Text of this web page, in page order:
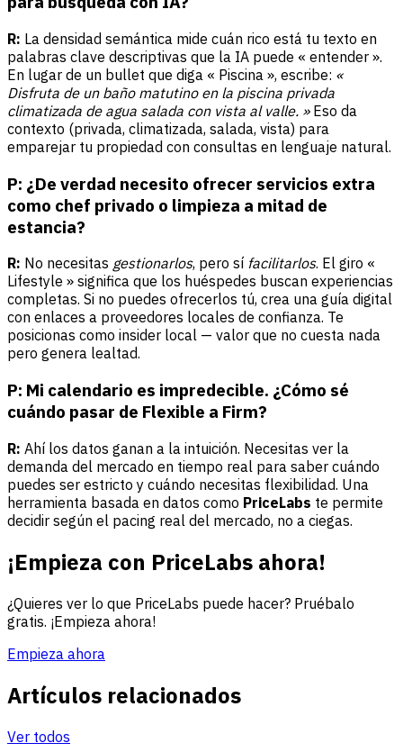
R: La densidad semántica mide cuán rico está tu texto en
palabras clave descriptivas que la IA puede « entender ».
En lugar de un bullet que diga « Piscina », escribe: «
Disfruta de un baño matutino en la piscina privada
climatizada de agua salada con vista al valle. »Eso da
contexto (privada, climatizada, salada, vista) para
emparejar tu propiedad con consultas en lenguaje natural.
P: ¿De verdad necesito ofrecer servicios extra
como chef privado o limpieza a mitad de
estancia?
R: No necesitas gestionarlos, pero sí facilitarlos. El giro «
Lifestyle » significa que los huéspedes buscan experiencias
completas. Si no puedes ofrecerlos tú, crea una guía digital
con enlaces a proveedores locales de confianza. Te
posicionas como insider local — valor que no cuesta nada
pero genera lealtad.
P: Mi calendario es impredecible. ¿Cómo sé
cuándo pasar de Flexible a Firm?
R: Ahí los datos ganan a la intuición. Necesitas ver la
demanda del mercado en tiempo real para saber cuándo
puedes ser estricto y cuándo necesitas flexibilidad. Una
herramienta basada en datos como PriceLabs te permite
decidir según el pacing real del mercado, no a ciegas.
¡Empieza con PriceLabs ahora!
¿Quieres ver lo que PriceLabs puede hacer? Pruébalo
gratis. ¡Empieza ahora!
Empieza ahora
Artículos relacionados
Ver todos